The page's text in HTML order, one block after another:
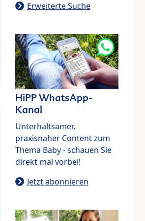
Erweiterte Suche
HiPP WhatsApp-
Kanal
Unterhaltsamer,
praxisnaher Content zum
Thema Baby - schauen Sie
direkt mal vorbei!
Jetzt abonnieren